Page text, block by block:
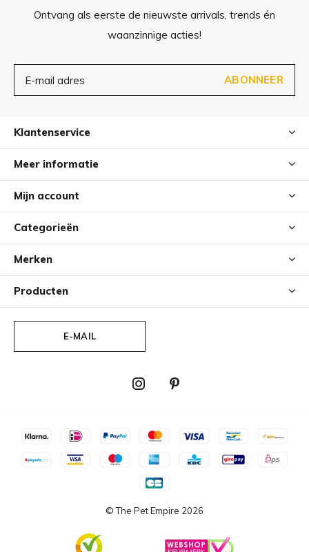
Ontvang als eerste de nieuwste arrivals, trends én
waanzinnige acties!
ABONNEER
Klantenservice
Meer informatie
Mijn account
Categorieën
Merken
Producten
E-MAIL
© The Pet Empire 2026